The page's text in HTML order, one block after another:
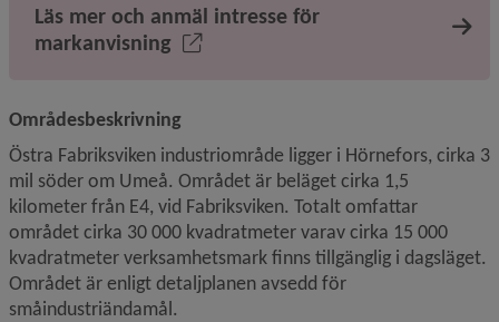
Läs mer och anmäl intresse för
markanvisning
Områdesbeskrivning
Östra Fabriksviken industriområde ligger i Hörnefors, cirka 3
mil söder om Umeå. Området är beläget cirka 1,5
kilometer från E4, vid Fabriksviken. Totalt omfattar
området cirka 30 000 kvadratmeter varav cirka 15 000
kvadratmeter verksamhetsmark finns tillgänglig i dagsläget.
Området är enligt detaljplanen avsedd för
småindustriändamål.